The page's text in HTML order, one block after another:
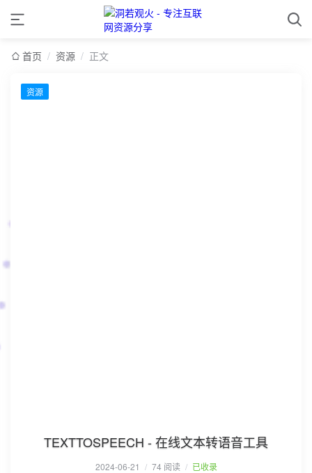
首页 / 资源 / 正文
资源
TEXTTOSPEECH - 在线文本转语音工具
2024-06-21 / 74 阅读 / 已收录